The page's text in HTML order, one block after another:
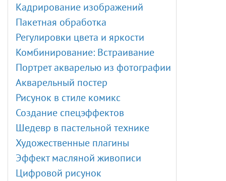
Кадрирование изображений
Пакетная обработка
Регулировки цвета и яркости
Комбинирование: Встраивание
Портрет акварелью из фотографии
Акварельный постер
Рисунок в стиле комикс
Создание спецэффектов
Шедевр в пастельной технике
Художественные плагины
Эффект масляной живописи
Цифровой рисунок